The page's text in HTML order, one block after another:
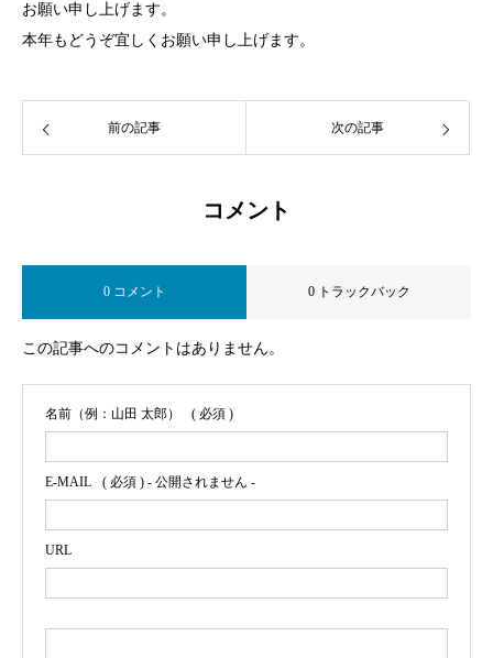
お願い申し上げます。
本年もどうぞ宜しくお願い申し上げます。
前の記事 次の記事
コメント
0 コメント 0 トラックバック
この記事へのコメントはありません。
名前（例：山田 太郎） ( 必須 )
E-MAIL ( 必須 ) - 公開されません -
URL